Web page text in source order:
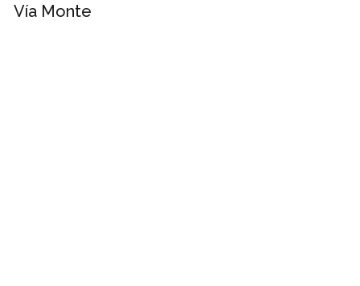
Vía Monte